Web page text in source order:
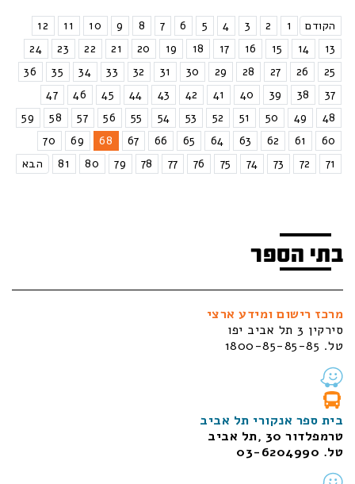
הקודם 1
2
3
4
5
6
7
8
9
10
11
12
13
14
15
16
17
18
19
20
21
22
23
24
25
26
27
28
29
30
31
32
33
34
35
36
37
38
39
40
41
42
43
44
45
46
47
48
49
50
51
52
53
54
55
56
57
58
59
60
61
62
63
64
65
66
67
68
69
70
71
72
73
74
75
76
77
78
79
80
81 הבא
בתי הספר
מרכז רישום ומידע ארצי
סירקין 3 תל אביב יפו
טל. 1800-85-85-85
בית ספר אנקורי תל אביב
טרמפלדור 30 ,תל אביב
טל. 03-6204990